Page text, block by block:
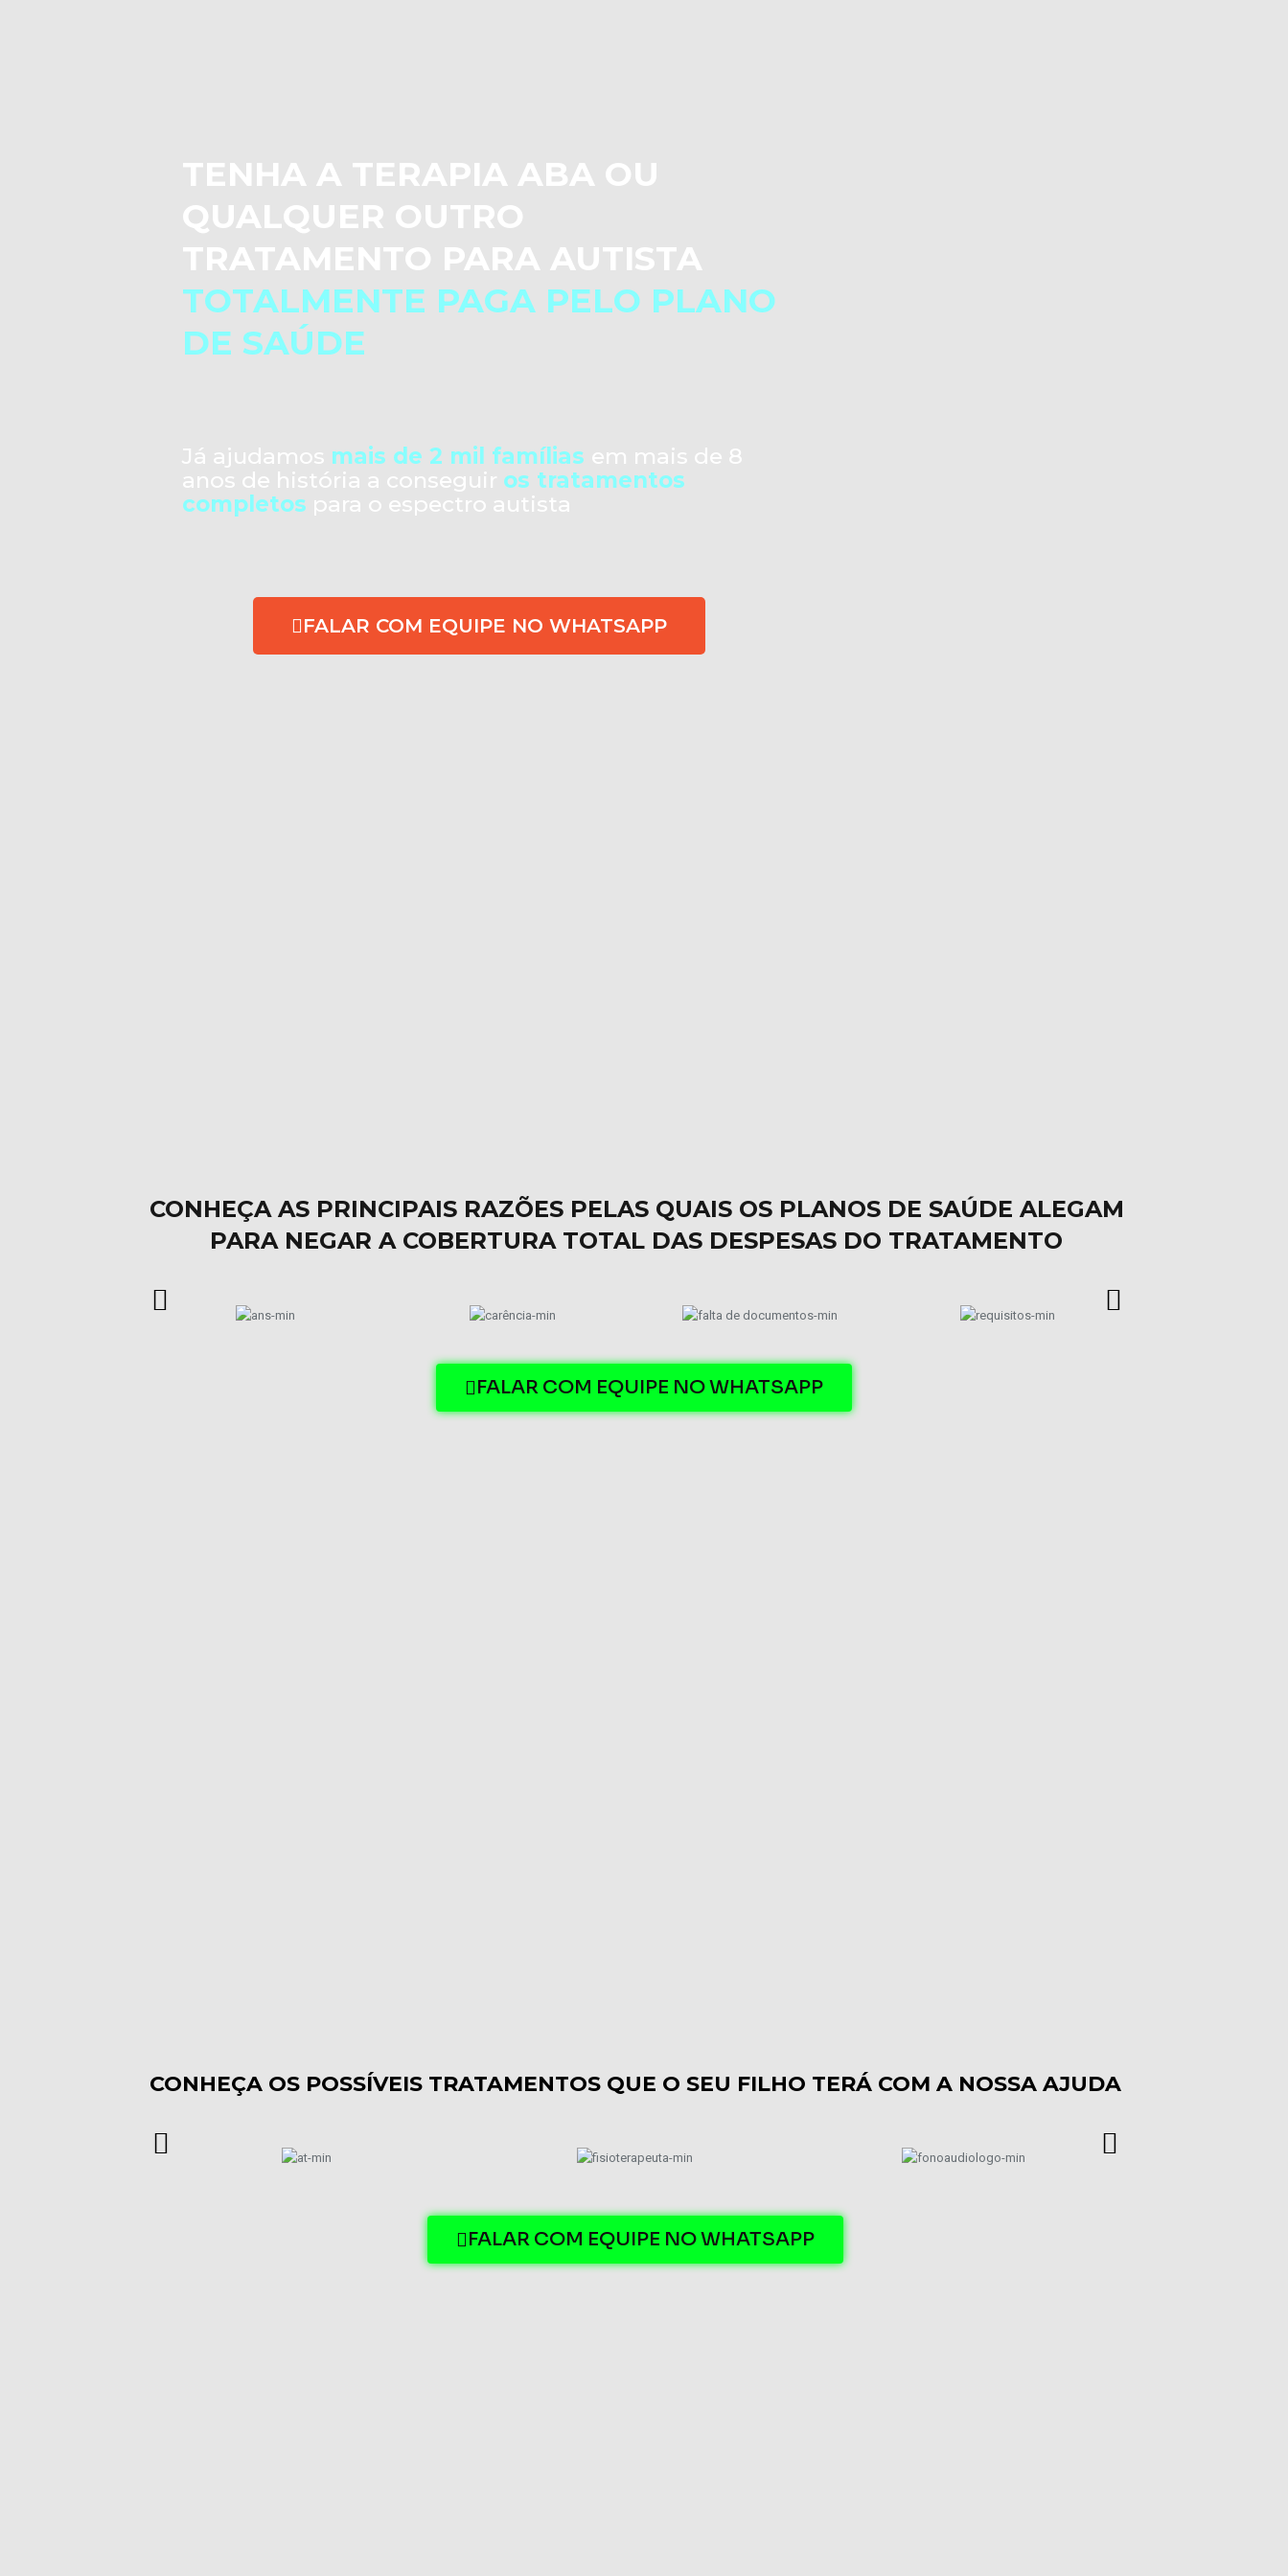
TENHA A TERAPIA ABA OU
QUALQUER OUTRO
TRATAMENTO PARA AUTISTA
TOTALMENTE PAGA PELO PLANO
DE SAÚDE
Já ajudamos mais de 2 mil famílias em mais de 8
anos de história a conseguir os tratamentos
completos para o espectro autista
FALAR COM EQUIPE NO WHATSAPP
CONHEÇA AS PRINCIPAIS RAZÕES PELAS QUAIS OS PLANOS DE SAÚDE ALEGAM
PARA NEGAR A COBERTURA TOTAL DAS DESPESAS DO TRATAMENTO
FALAR COM EQUIPE NO WHATSAPP
CONHEÇA OS POSSÍVEIS TRATAMENTOS QUE O SEU FILHO TERÁ COM A NOSSA AJUDA
FALAR COM EQUIPE NO WHATSAPP